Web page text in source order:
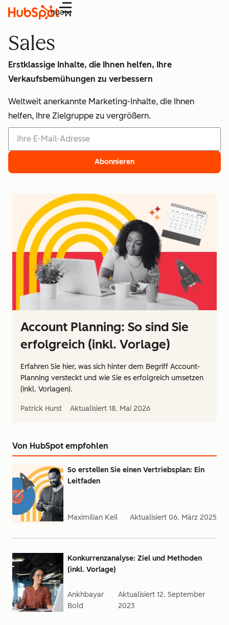
Menü
Sales
Erstklassige Inhalte, die Ihnen helfen, Ihre
Verkaufsbemühungen zu verbessern
Weltweit anerkannte Marketing-Inhalte, die Ihnen
helfen, Ihre Zielgruppe zu vergrößern.
Abonnieren
Account Planning: So sind Sie
erfolgreich (inkl. Vorlage)
Erfahren Sie hier, was sich hinter dem Begriff Account-
Planning versteckt und wie Sie es erfolgreich umsetzen
(inkl. Vorlagen).
Patrick Hurst Aktualisiert 18. Mai 2026
Von HubSpot empfohlen
So erstellen Sie einen Vertriebsplan: Ein
Leitfaden
Maximilian Keil Aktualisiert 06. März 2025
Konkurrenzanalyse: Ziel und Methoden
(inkl. Vorlage)
Ankhbayar
Bold
Aktualisiert12. September
2023